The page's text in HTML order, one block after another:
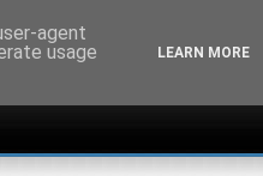
agent
usage
LEARN MORE